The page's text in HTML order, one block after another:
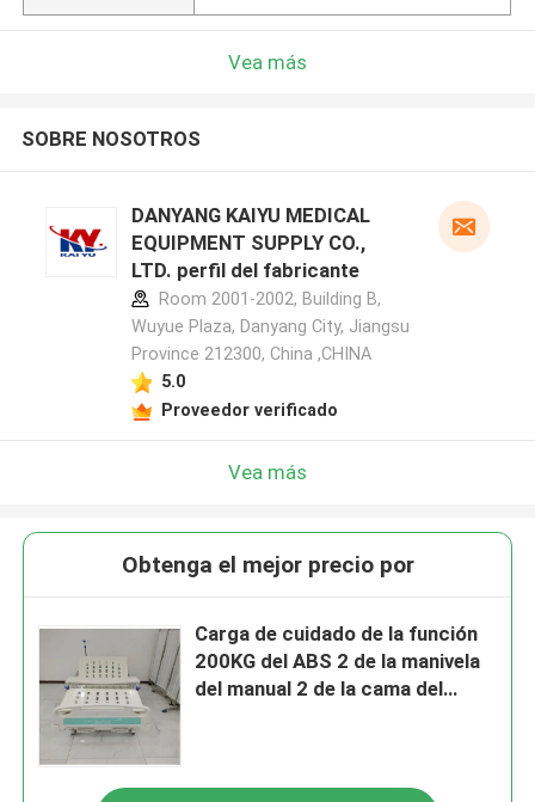
Vea más
SOBRE NOSOTROS
DANYANG KAIYU MEDICAL
EQUIPMENT SUPPLY CO.,
LTD. perfil del fabricante
Room 2001-2002, Building B,
Wuyue Plaza, Danyang City, Jiangsu
Province 212300, China ,CHINA
5.0
Proveedor verificado
Vea más
Obtenga el mejor precio por
Carga de cuidado de la función
200KG del ABS 2 de la manivela
del manual 2 de la cama del